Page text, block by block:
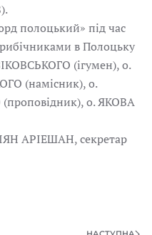
полоцький» під час
в Полоцьку
(ігумен), о.
(намісник), о.
о. ЯКОВА
АРІЕШАН, секретар